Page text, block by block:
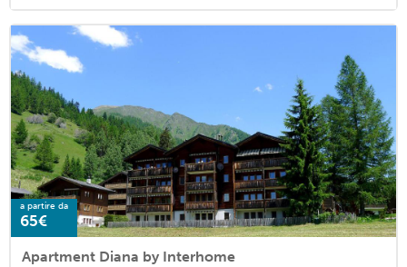
a partire da
65€
Apartment Diana by Interhome